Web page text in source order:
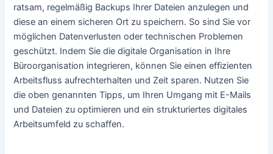
ratsam, regelmäßig Backups Ihrer Dateien anzulegen und
diese an einem sicheren Ort zu speichern. So sind Sie vor
möglichen Datenverlusten oder technischen Problemen
geschützt. Indem Sie die digitale Organisation in Ihre
Büroorganisation integrieren, können Sie einen effizienten
Arbeitsfluss aufrechterhalten und Zeit sparen. Nutzen Sie
die oben genannten Tipps, um Ihren Umgang mit E-Mails
und Dateien zu optimieren und ein strukturiertes digitales
Arbeitsumfeld zu schaffen.